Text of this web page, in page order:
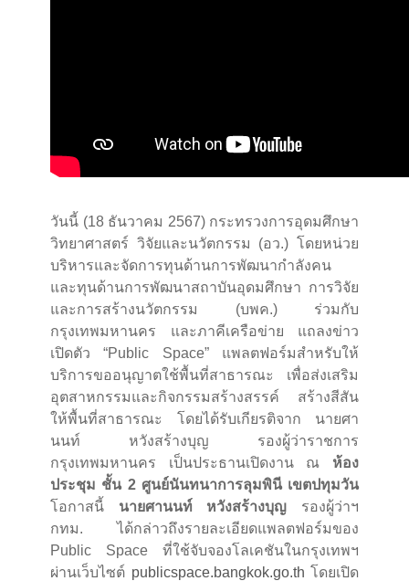
วันนี้ (18 ธันวาคม 2567) กระทรวงการอุดมศึกษา
วิทยาศาสตร์ วิจัยและนวัตกรรม (อว.) โดยหน่วย
บริหารและจัดการทุนด้านการพัฒนากําลังคน
และทุนด้านการพัฒนาสถาบันอุดมศึกษา การวิจัย
และการสร้างนวัตกรรม (บพค.) ร่วมกับ
กรุงเทพมหานคร และภาคีเครือข่าย แถลงข่าว
เปิดตัว “Public Space” แพลตฟอร์มสำหรับให้
บริการขออนุญาตใช้พื้นที่สาธารณะ เพื่อส่งเสริม
อุตสาหกรรมและกิจกรรมสร้างสรรค์ สร้างสีสัน
ให้พื้นที่สาธารณะ โดยได้รับเกียรติจาก นายศา
นนท์ หวังสร้างบุญ รองผู้ว่าราชการ
กรุงเทพมหานคร เป็นประธานเปิดงาน ณ ห้อง
ประชุม ชั้น 2 ศูนย์นันทนาการลุมพินี เขตปทุมวัน
โอกาสนี้ นายศานนท์ หวังสร้างบุญ รองผู้ว่าฯ
กทม. ได้กล่าวถึงรายละเอียดแพลตฟอร์มของ
Public Space ที่ใช้จับจองโลเคชันในกรุงเทพฯ
ผ่านเว็บไซต์ publicspace.bangkok.go.th โดยเปิด